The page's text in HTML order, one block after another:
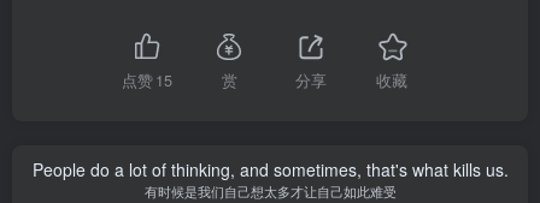
点赞15 赏 分享 收藏
People do a lot of thinking, and sometimes, that's what kills us.
有时候是我们自己想太多才让自己如此难受